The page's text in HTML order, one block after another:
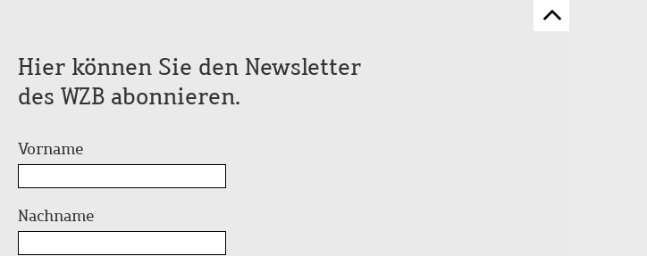
Zum
Hier können Sie den Newsletter
des WZB abonnieren.
Vorname
Nachname